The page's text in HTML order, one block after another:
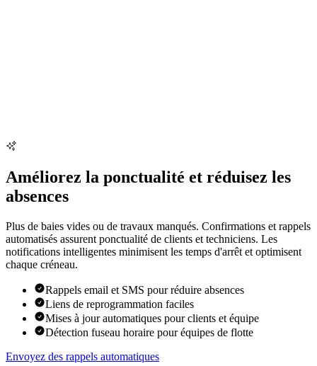
Améliorez la ponctualité et réduisez les
absences
Plus de baies vides ou de travaux manqués. Confirmations et rappels
automatisés assurent ponctualité de clients et techniciens. Les
notifications intelligentes minimisent les temps d'arrêt et optimisent
chaque créneau.
Rappels email et SMS pour réduire absences
Liens de reprogrammation faciles
Mises à jour automatiques pour clients et équipe
Détection fuseau horaire pour équipes de flotte
Envoyez des rappels automatiques